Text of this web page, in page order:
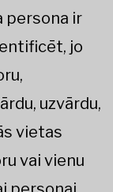
persona ir
jo
uzvārdu,
vietas
vai vienu